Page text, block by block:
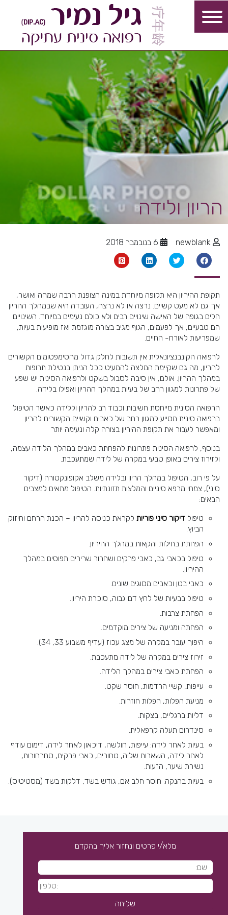
הריון ולידה
תקופת ההיריון היא תקופה מיוחדת במינה הצופנת הרבה שמחה ואושר,
אך גם לא מעט קשיים. נרצה או לא נרצה, העובדה היא שבמהלך ההריון
חלים בגופה של האישה שינויים רבים ולא כולם נעימים במיוחד. השינויים
הם טבעיים, אך לפעמים, הגוף מגיב בצורה מוגזמת ואז מופיעות בעיות,
שמפריעות לאורח- החיים.
לרפואה הקונבנציונאלית אין תשובות לחלק גדול מהסימפטומים הקשורים
להריון, מה גם שקיימת המלצה להמעיט ככל הניתן בנטילת תרופות
במהלך ההריון. אולם, אין סיבה לסבול בשקט ולרפואה הסינית יש שפע
של פתרונות למגוון רחב של בעיות במהלך ההריון ואפילו בלידה.
הרפואה הסינית מייחסת חשיבות וכבוד רב להריון וללידה כאשר הטיפול
ברפואה סינית מסייע למגוון רחב של כאבים וקשיים הקשורים להריון
ומאפשר לעבור את תקופת ההיריון בצורה קלה ונעימה יותר
בנוסף, לרפואה הסינית פתרונות להפחתת כאבים במהלך הלידה עצמה,
ולזירוז צירים באופן טבעי במקרה של לידה שמתעכבת.
על פי רוב, הטיפול במהלך הריון ובלידה משלב אקופונקטורה (דיקור
סיני), צמחי מרפא סיניים והמלצות תזונתיות. הטיפול מתאים למצבים
הבאים:
טיפול דיקור סיני פוריות לקראת כניסה להריון – הכנת הרחם וחיזוק
הביוץ.
הפחתת בחילות והקאות במהלך ההיריון.
טיפול בכאבי גב, כאבי פרקים ושחרור שרירים תפוסים במהלך
ההיריון.
כאבי בטן וכאבים מסוגים שונים.
טיפול בבעיות של לחץ דם גבוה, סוכרת היריון.
הפחתת צרבות.
הפחתה ומניעה של צירים מוקדמים.
היפוך עובר במקרה של מצג עכוז (עדיף משבוע 33, 34).
זירוז צירים במקרה של לידה מתעכבת.
הפחתת כאבי צירים במהלך הלידה.
עייפות, קשיי הרדמות, חוסר שקט.
מניעת הפלות, הפלות חוזרות.
דליות ברגליים, בצקות.
סינדרום תעלה קרפאלית.
בעיות לאחר לידה: עייפות, חולשה, דיכאון לאחר לידה, דימום עודף
לאחר לידה, השארות שליה, טחורים, כאבי פרקים, סחרחורות,
נשירת שיער, הזעות.
בעיות בהנקה: חוסר חלב אם, גודש בשד, דלקות בשד (מסטיטיס).
מלא/י פרטים ונחזור אליך בהקדם